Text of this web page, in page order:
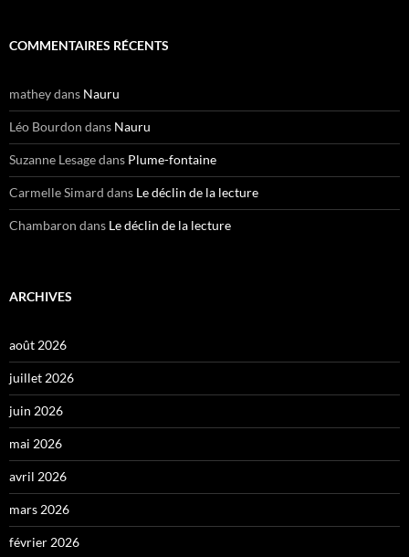
COMMENTAIRES RÉCENTS
matheydans Nauru
Léo Bourdon dans Nauru
Suzanne Lesagedans Plume-fontaine
Carmelle Simard dans Le déclin de la lecture
Chambaron dans Le déclin de la lecture
ARCHIVES
août 2026
juillet 2026
juin 2026
mai 2026
avril 2026
mars 2026
février 2026